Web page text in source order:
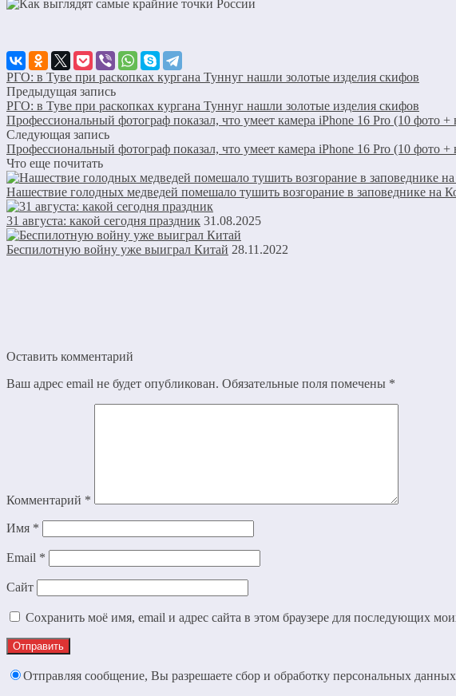
РГО: в Туве при раскопках кургана Туннуг нашли золотые изделия скифов
Предыдущая запись
РГО: в Туве при раскопках кургана Туннуг нашли золотые изделия скифов
Профессиональный фотограф показал, что умеет камера iPhone 16 Pro (10 фото +
Следующая запись
Профессиональный фотограф показал, что умеет камера iPhone 16 Pro (10 фото +
Что еще почитать
Нашествие голодных медведей помешало тушить возгорание в заповеднике на
31 августа: какой сегодня праздник 31.08.2025
Беспилотную войну уже выиграл Китай 28.11.2022
Оставить комментарий
Ваш адрес email не будет опубликован. Обязательные поля помечены *
Комментарий *
Имя *
Email *
Сайт
Сохранить моё имя, email и адрес сайта в этом браузере для последующих
Отправляя сообщение, Вы разрешаете сбор и обработку персональных